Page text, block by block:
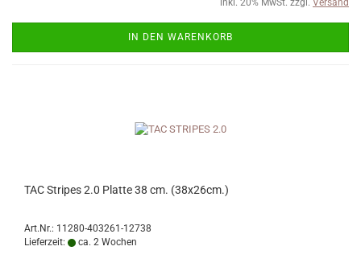
inkl. 20% MwSt. zzgl. Versand
IN DEN WARENKORB
TAC Stripes 2.0 Platte 38 cm. (38x26cm.)
Art.Nr.: 11280-403261-12738
Lieferzeit:
ca. 2 Wochen